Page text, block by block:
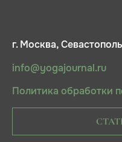
г. Москва,
info@yogajournal.ru
Политика обработки